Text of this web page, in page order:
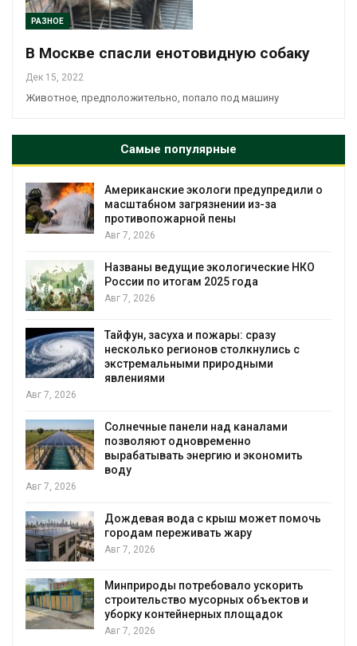
РАЗНОЕ
В Москве спасли енотовидную собаку
Дек 15, 2022
Животное, предположительно, попало под машину
Самые популярные
Американские экологи предупредили о
масштабном загрязнении из-за
противопожарной пены
Авг 7, 2026
Названы ведущие экологические НКО
России по итогам 2025 года
Авг 7, 2026
Тайфун, засуха и пожары: сразу
несколько регионов столкнулись с
экстремальными природными
явлениями
Авг 7, 2026
Солнечные панели над каналами
позволяют одновременно
вырабатывать энергию и экономить
воду
Авг 7, 2026
Дождевая вода с крыш может помочь
городам переживать жару
Авг 7, 2026
Минприроды потребовало ускорить
строительство мусорных объектов и
уборку контейнерных площадок
Авг 7, 2026